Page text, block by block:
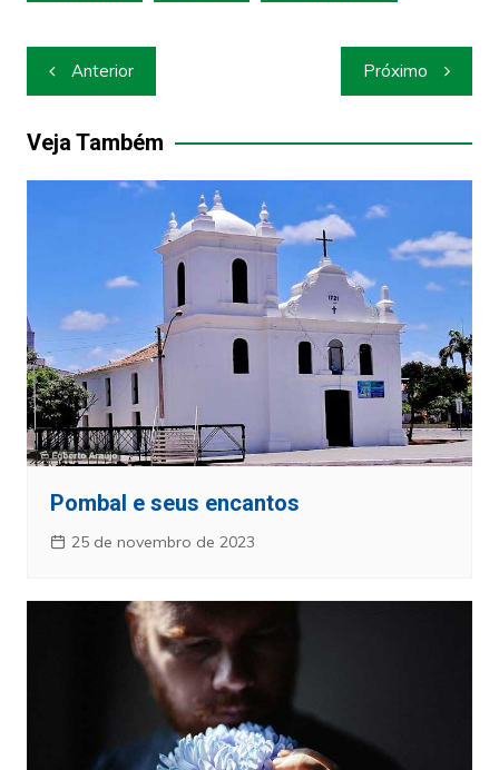
Navegação
de
Post
Anterior Próximo
Veja Também
Pombal e seus encantos
25 de novembro de 2023